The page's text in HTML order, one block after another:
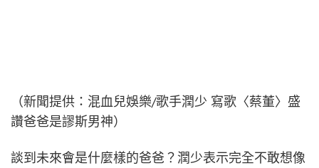
（新聞提供：混血兒娛樂/歌手潤少 寫歌〈蔡董〉盛
讚爸爸是謬斯男神）
談到未來會是什麼樣的爸爸？潤少表示完全不敢想像